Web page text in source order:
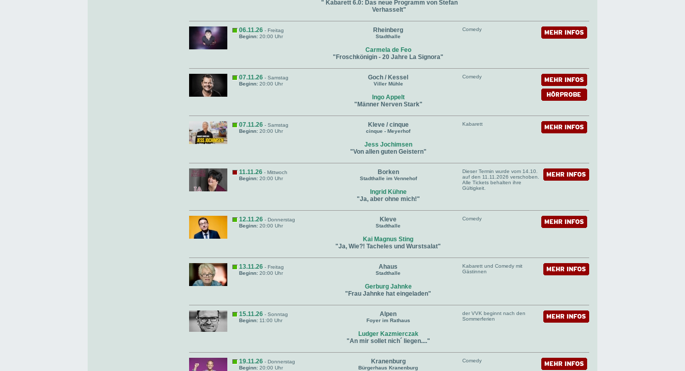
" Kabarett 6.0: Das neue Programm von Stefan
Verhasselt"
06.11.26 - Freitag
Beginn: 20:00 Uhr
Rheinberg
Stadthalle
Carmela de Feo
"Froschkönigin - 20 Jahre La Signora"
Comedy
07.11.26 - Samstag
Beginn: 20:00 Uhr
Goch / Kessel
Viller Mühle
Ingo Appelt
"Männer Nerven Stark"
Comedy
07.11.26 - Samstag
Beginn: 20:00 Uhr
Kleve / cinque
cinque - Meyerhof
Jess Jochimsen
"Von allen guten Geistern"
Kabarett
11.11.26 - Mittwoch
Beginn: 20:00 Uhr
Borken
Stadthalle im Vennehof
Ingrid Kühne
"Ja, aber ohne mich!"
Dieser Termin wurde vom 14.10.
auf den 11.11.2026 verschoben.
Alle Tickets behalten ihre
Gültigkeit.
12.11.26 - Donnerstag
Beginn: 20:00 Uhr
Kleve
Stadthalle
Kai Magnus Sting
"Ja, Wie?! Tacheles und Wurstsalat"
Comedy
13.11.26 - Freitag
Beginn: 20:00 Uhr
Ahaus
Stadthalle
Gerburg Jahnke
"Frau Jahnke hat eingeladen"
Kabarett und Comedy mit
Gästinnen
15.11.26 - Sonntag
Beginn: 11:00 Uhr
Alpen
Foyer im Rathaus
Ludger Kazmierczak
"An mir sollet nich´ liegen...."
der VVK beginnt nach den
Sommerferien
19.11.26 - Donnerstag
Beginn: 20:00 Uhr
Kranenburg
Bürgerhaus Kranenburg
Comedy